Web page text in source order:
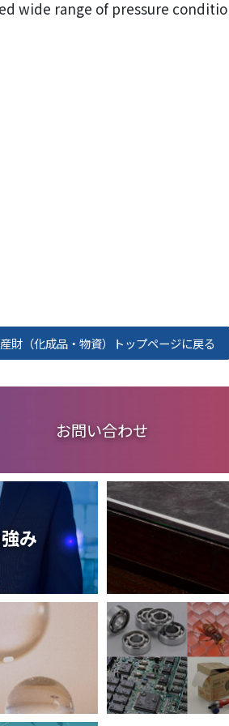
wide range of pressure
財（化成品・物資）トップページに戻る
お問い合わせ
み